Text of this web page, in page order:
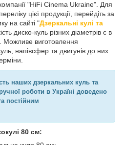
"HiFi Cinema Ukraine". Для
цієї продукції, перейдіть за
на сайті "Дзеркальні кулі та
диско-куль різних діаметрів є в
Можливе виготовлення
напівсфер та двигунів до них
наших дзеркальних куль та
роботи в Україні доведено
постійним
80 см: